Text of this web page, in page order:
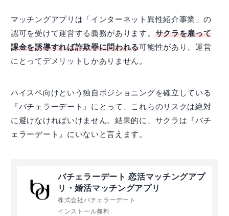
マッチングアプリは「インターネット異性紹介事業」の
認可を受けて運営する義務があります。 サクラを雇って
課金を誘導すれば詐欺罪に問われる可能性があり、運営
にとってデメリットしかありません。
ハイスペ向けという独自ポジショニングを確立している
『バチェラーデート』にとって、これらのリスクは絶対
に避けなければいけません。結果的に、サクラは『バチ
ェラーデート』にいないと言えます。
バチェラーデート 恋活マッチングアプ
リ・婚活マッチングアプリ
株式会社バチェラーデート
インストール無料